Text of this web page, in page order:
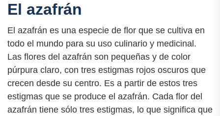
El azafrán
El azafrán es una especie de flor que se cultiva en
todo el mundo para su uso culinario y medicinal.
Las flores del azafrán son pequeñas y de color
púrpura claro, con tres estigmas rojos oscuros que
crecen desde su centro. Es a partir de estos tres
estigmas que se produce el azafrán. Cada flor del
azafrán tiene sólo tres estigmas, lo que significa que